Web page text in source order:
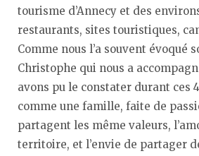
tourisme d’Annecy et des
restaurants, sites touristiques,
Comme nous l’a souvent évoqué
Christophe qui nous a
avons pu le constater durant ces
comme une famille, faite de
partagent les même valeurs,
territoire, et l’envie de partager